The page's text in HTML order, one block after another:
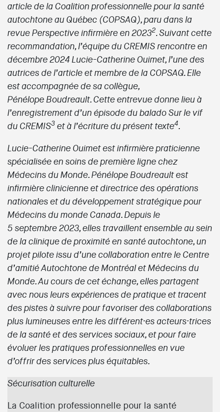
article de la Coalition professionnelle pour la santé
autochtone au Québec (COPSAQ), paru dans la
revue Perspective infirmière en 20232. Suivant cette
recommandation, l’équipe du CREMIS rencontre en
décembre 2024 Lucie-Catherine Ouimet, l’une des
autrices de l’article et membre de la COPSAQ. Elle
est accompagnée de sa collègue,
Pénélope Boudreault. Cette entrevue donne lieu à
l’enregistrement d’un épisode du balado Sur le vif
du CREMIS3 et à l’écriture du présent texte4.
Lucie-Catherine Ouimet est infirmière praticienne
spécialisée en soins de première ligne chez
Médecins du Monde. Pénélope Boudreault est
infirmière clinicienne et directrice des opérations
nationales et du développement stratégique pour
Médecins du monde Canada. Depuis le
5 septembre 2023, elles travaillent ensemble au sein
de la clinique de proximité en santé autochtone, un
projet pilote issu d’une collaboration entre le Centre
d’amitié Autochtone de Montréal et Médecins du
Monde. Au cours de cet échange, elles partagent
avec nous leurs expériences de pratique et tracent
des pistes à suivre pour favoriser des collaborations
plus lumineuses entre les différent·es acteurs·trices
de la santé et des services sociaux, et pour faire
évoluer les pratiques professionnelles en vue
d’offrir des services plus équitables.
Sécurisation culturelle
La Coalition professionnelle pour la santé